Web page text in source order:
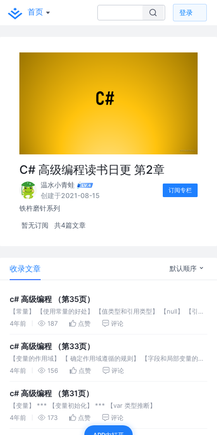
首页 登录
C# 高级编程读书日更 第2章
温水小青蛙
创建于2021-08-15
订阅专栏
铁杵磨针系列
暂无订阅 共4篇文章
收录文章 默认顺序
c# 高级编程 （第35页）
【常量】 【使用常量的好处】 【值类型和引用类型】 【null】 【引用
类型】
4年前 187 点赞 评论
c# 高级编程 （第33页）
【变量的作用域】 【 确定作用域遵循的规则】 【字段和局部变量的作
用域冲突】
4年前 156 点赞 评论
c# 高级编程 （第31页）
【变量】 *** 【变量初始化】 *** 【var 类型推断】
4年前
173 点赞 评论